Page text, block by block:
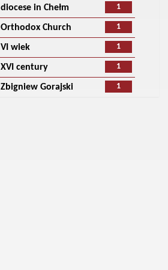
1
diocese in Chełm
1
Orthodox Church
1
VI wiek
1
XVI century
1
Zbigniew Gorajski